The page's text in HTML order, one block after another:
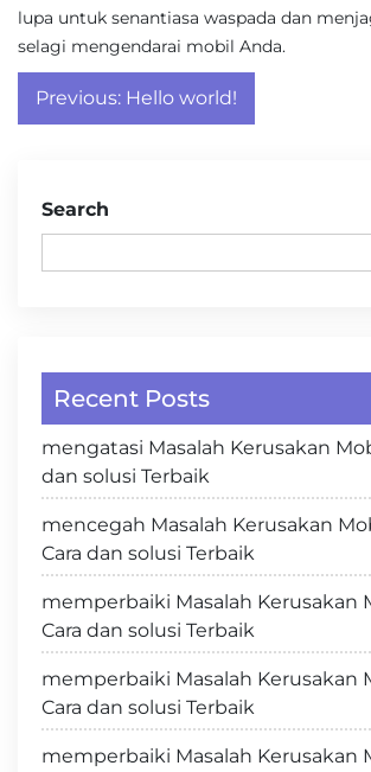
lupa untuk senantiasa waspada dan
selagi mengendarai mobil Anda.
Post
navigation
Previous: Hello world!
Search
Recent Posts
mengatasi Masalah Kerusakan
dan solusi Terbaik
mencegah Masalah Kerusakan
Cara dan solusi Terbaik
memperbaiki Masalah Kerusakan
Cara dan solusi Terbaik
memperbaiki Masalah Kerusakan
Cara dan solusi Terbaik
memperbaiki Masalah Kerusakan